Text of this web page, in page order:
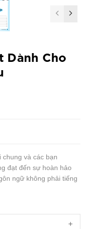
Dành Cho
và các bạn
đạt đến sự hoàn hảo
ngữ không phải tiếng
+